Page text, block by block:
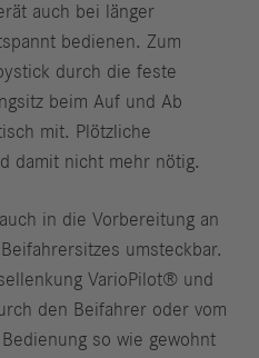
auch bei länger
bedienen. Zum
durch die feste
beim Auf und Ab
mit. Plötzliche
damit nicht mehr nötig.
in die Vorbereitung an
umsteckbar.
VarioPilot® und
den Beifahrer oder vom
so wie gewohnt